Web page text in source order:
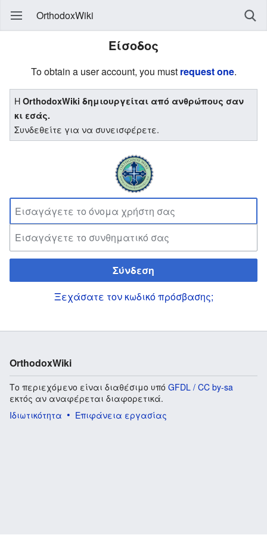
OrthodoxWiki
Είσοδος
To obtain a user account, you must request one.
ΗOrthodoxWiki δημιουργείται από ανθρώπους σαν
κι εσάς.
Συνδεθείτε για να συνεισφέρετε.
Σύνδεση
Ξεχάσατε τον κωδικό πρόσβασης;
OrthodoxWiki
Το περιεχόμενο είναι διαθέσιμο υπό GFDL / CC by-sa
εκτός αν αναφέρεται διαφορετικά.
Ιδιωτικότητα
Επιφάνεια εργασίας